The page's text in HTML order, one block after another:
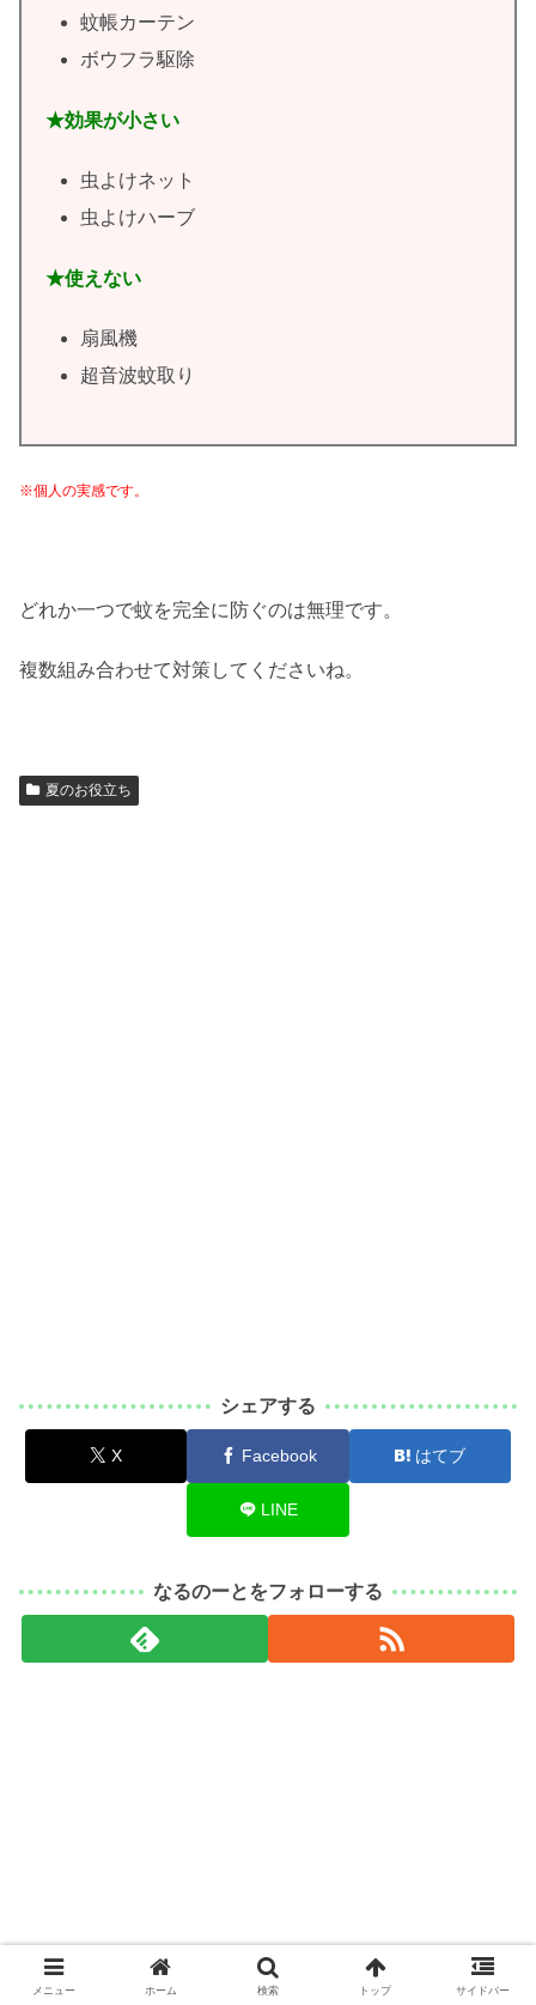
蚊帳カーテン
ボウフラ駆除
★効果が小さい
虫よけネット
虫よけハーブ
★使えない
扇風機
超音波蚊取り
※個人の実感です。
どれか一つで蚊を完全に防ぐのは無理です。
複数組み合わせて対策してくださいね。
夏のお役立ち
シェアする
X Facebook はてブ
LINE
なるのーとをフォローする
メニュー ホーム 検索 トップ サイドバー